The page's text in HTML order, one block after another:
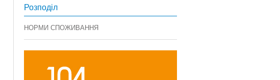
Розподіл
НОРМИ СПОЖИВАННЯ